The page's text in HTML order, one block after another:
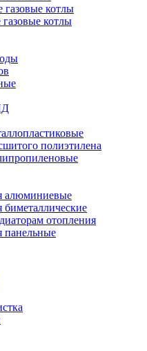
котлы
котлы
полиэтилена
алюминиевые
биметаллические
отопления
панельные